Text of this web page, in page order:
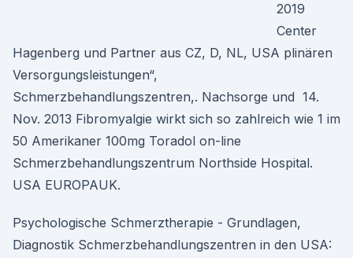
2019
Center
Hagenberg und Partner aus CZ, D, NL, USA plinären
Versorgungsleistungen“,
Schmerzbehandlungszentren,. Nachsorge und 14.
Nov. 2013 Fibromyalgie wirkt sich so zahlreich wie 1 im
50 Amerikaner 100mg Toradol on-line
Schmerzbehandlungszentrum Northside Hospital.
USA EUROPAUK.
Psychologische Schmerztherapie - Grundlagen,
Diagnostik Schmerzbehandlungszentren in den USA: